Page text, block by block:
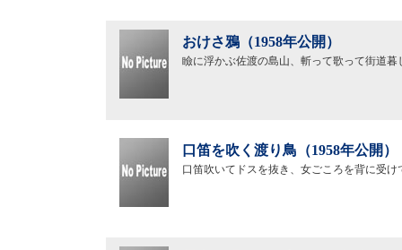
おけさ鴉（1958年公開）
瞼に浮かぶ佐渡の島山、斬って歌って街道
口笛を吹く渡り鳥（1958年公開）
口笛吹いてドスを抜き、女ごころを背に受